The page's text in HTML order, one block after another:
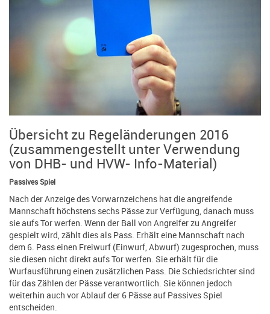
Übersicht zu Regeländerungen 2016
(zusammengestellt unter Verwendung
von DHB- und HVW- Info-Material)
Passives Spiel
Nach der Anzeige des Vorwarnzeichens hat die angreifende
Mannschaft höchstens sechs Pässe zur Verfügung, danach muss
sie aufs Tor werfen. Wenn der Ball von Angreifer zu Angreifer
gespielt wird, zählt dies als Pass. Erhält eine Mannschaft nach
dem 6. Pass einen Freiwurf (Einwurf, Abwurf) zugesprochen, muss
sie diesen nicht direkt aufs Tor werfen. Sie erhält für die
Wurfausführung einen zusätzlichen Pass. Die Schiedsrichter sind
für das Zählen der Pässe verantwortlich. Sie können jedoch
weiterhin auch vor Ablauf der 6 Pässe auf Passives Spiel
entscheiden.